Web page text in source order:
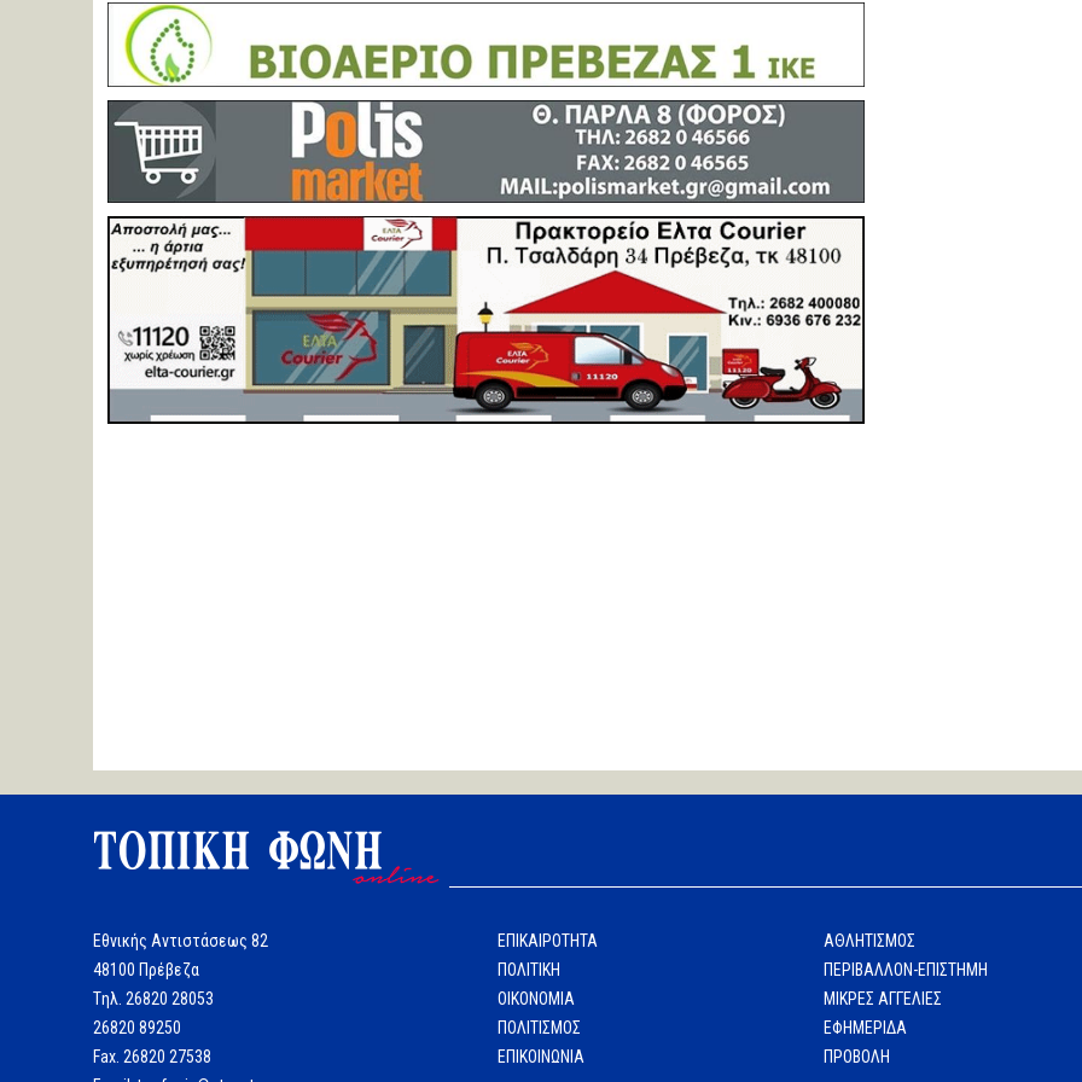
Εθνικής Αντιστάσεως 82
48100 Πρέβεζα
Tηλ. 26820 28053
26820 89250
Fax. 26820 27538
ΕΠΙΚΑΙΡΟΤΗΤΑ
ΠΟΛΙΤΙΚΗ
ΟΙΚΟΝΟΜΙΑ
ΠΟΛΙΤΙΣΜΟΣ
ΕΠΙΚΟΙΝΩΝΙΑ
ΑΘΛΗΤΙΣΜΟΣ
ΠΕΡΙΒΑΛΛΟΝ-ΕΠΙΣΤΗΜΗ
ΜΙΚΡΕΣ ΑΓΓΕΛΙΕΣ
ΕΦΗΜΕΡΙΔΑ
ΠΡΟΒΟΛΗ